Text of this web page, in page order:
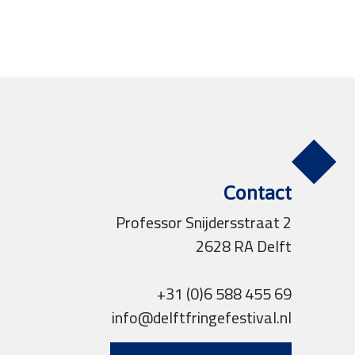
Contact
Professor Snijdersstraat 2
2628 RA Delft
+31 (0)6 588 455 69
info@delftfringefestival.nl